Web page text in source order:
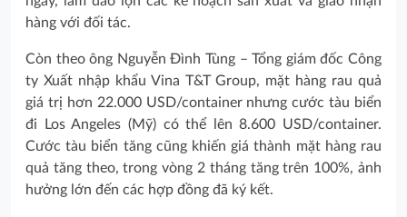
hàng với đối tác.
Còn theo ông Nguyễn Đình Tùng – Tổng giám đốc Công
ty Xuất nhập khẩu Vina T&T Group, mặt hàng rau quả
giá trị hơn 22.000 USD/container nhưng cước tàu biển
đi Los Angeles (Mỹ) có thể lên 8.600 USD/container.
Cước tàu biển tăng cũng khiến giá thành mặt hàng rau
quả tăng theo, trong vòng 2 tháng tăng trên 100%, ảnh
hưởng lớn đến các hợp đồng đã ký kết.